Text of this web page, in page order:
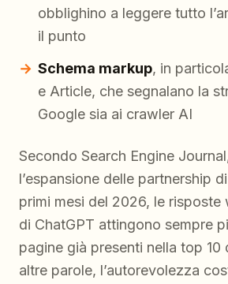
obblighino a leggere tutto
il punto
Schema markup, in
e Article, che segnalano la
Google sia ai crawler AI
Secondo Search Engine
l’espansione delle partnership
primi mesi del 2026, le
di ChatGPT attingono sempre
pagine già presenti nella top 10
altre parole, l’autorevolezza